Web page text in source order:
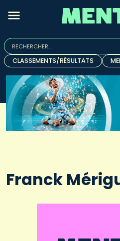
Rechercher :
Quand les résultats de l'auto-
CLASSEMENTS/RÉSULTATS
Franck